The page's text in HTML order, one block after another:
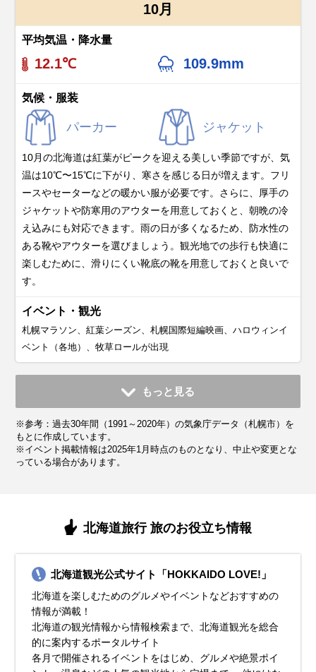
10月
平均気温・降水量
12.1℃ 109.9mm
気候・服装
パーカー ジャケット
10月の北海道は紅葉がピークを迎える美しい季節ですが、気
温は10℃〜15℃に下がり、寒さを感じる日が増えます。フリ
ースやセーターなどの暖かい服が必要です。さらに、厚手の
ジャケットや防寒用のアウターを用意しておくと、朝晩の冷
え込みにも対応できます。雨の日が多くなるため、防水性の
ある靴やアウターを選びましょう。観光地での歩行も快適に
楽しむために、滑りにくい靴底の靴を用意しておくと良いで
す。
イベント・観光
札幌マラソン、紅葉シーズン、札幌国際短編映画、ハロウィンイ
ベント（各地）、牧草ロールが出現
11月
平均気温・降水量
5.2℃ 113.8mm
気候・服装
11月の北海道は朝夕は吐く息が白くなり初雪が降る季節で、
ンジャケットやコート、保温性の高いインナーを重ね着して
しっかり防寒しましょう。また、帽子や手袋、マフラーとい
った小物も必須です。足元は防寒ブーツを履いて、雪道でも
安全に歩けるようにしてください。寒さに慣れていない人は
特に防寒対策を万全にすることをおすすめします。
12月
平均気温・降水量
-0.9℃ 114.5mm
気候・服装
12月の北海道は本格的な冬が始まり、平均気温は-5℃〜0℃程
素材のインナーを重ね着し、耳を覆う帽子や厚手の手袋、マ
フラーも必須です。雪が積もって滑りやすくなるため、滑り
止め付きの防寒ブーツを用意してください。クリスマスや年
末年始のイベントが多い時期ですが、寒さ対策をしっかりし
て楽しい旅行を満喫しましょう。
1月
平均気温・降水量
-3.2℃ 108.4mm
気候・服装
1月の北海道は一年で最も寒い時期です。平均気温は-4℃くら
フラー、帽子などの小物も忘れずに！足元は滑りやすい雪道
用の防寒ブーツがおすすめです。また、ヒートテックやフリ
ースのインナーを重ね着すると体が温かく保てます。体をし
っかり温めるのがポイント。重ね着をうまく活用して、寒い
外でも快適に過ごせるようにしましょう。
2月
平均気温・降水量
-2.7℃ 91.9mm
気候・服装
2月も1月と同じように厳しい寒さが続きます。平均気温
う。マフラーや手袋で首元や手をしっかり守りましょう。特
に雪まつりなどの屋外イベントに参加する場合は、長時間寒
さにさらされるため、ヒートテックや厚手の靴下で防寒対策
を万全にすることが重要です。滑り止め付きの防寒ブーツを
履いて、安心して雪道を歩けるようにしましょう。
3月
平均気温・降水量
1.1℃ 77.6mm
気候・服装
3月になると少し暖かくなりますが、まだ雪が多く残り、寒
しが強いと暖かく感じる日もあるため、重ね着をしてその日
の温度に合わせて調整できるようにしましょう。インナーは
薄手のヒートテックや長袖シャツがおすすめです。靴は引き
続き滑り止め付きのものを選んでください。寒暖差が大きい
時期なので、天気に応じて服装を選ぶことがポイントです。
4月
平均気温・降水量
7.3℃ 54.6mm
気候・服装
4月の北海道は少しずつ春らしくなりますが、他の地域より
すが、朝晩は冷え込むため、セーターや薄手のダウンを重ね
着すると快適です。また、雨が降ることもあるので、折りた
たみ傘を持ち歩くと安心です。足元には歩きやすいスニーカ
ーや防滑シューズを選び、観光を快適に楽しんでください。
イベント・観光
5月
平均気温・降水量
13.0℃ 55.5mm
気候・服装
5月の北海道は春本番で、観光に最適な季節です。平均気温
パンツで過ごせる日も増えますが、朝晩はまだ冷え込むこと
があるため、羽織れるものを用意しておくと便利です。天気
が変わりやすい時期でもあるため、雨具や折りたたみ傘を携
帯するのがおすすめです。快適に歩けるスニーカーを履い
て、北海道の自然を楽しみましょう。
6月
平均気温・降水量
17.0℃ 60.4mm
気候・服装
6月の北海道は初夏を感じさせる時期で、平均気温は15℃〜
を用意し、寒さを感じたときには軽めのジャケットを羽織る
と良いでしょう。この時期は雨が降ることもあるため、折り
たたみ傘を持ち歩くと安心です。アウトドアを楽しむ場合に
は、歩きやすいスニーカーやローファーを履くのがおすすめ
です。
7月
平均気温・降水量
21.1℃ 90.7mm
気候・服装
7月の北海道は過ごしやすい夏です。平均気温は20℃〜25℃
ィガンやストールを持参すると良いでしょう。日中は日差し
が強いこともあるため、帽子やサングラスを活用して紫外線
対策を忘れないでください。快適な旅行をするために、軽量
で歩きやすいスニーカーを履くことをおすすめします。
イベント・観光
もっと見る
※参考：過去30年間（1991～2020年）の気象庁データ（札幌市）を
もとに作成しています。
※イベント掲載情報は2025年1月時点のものとなり、中止や変更とな
っている場合があります。
北海道旅行 旅のお役立ち情報
北海道観光公式サイト「HOKKAIDO LOVE!」
北海道を楽しむためのグルメやイベントなどおすすめの
情報が満載！
北海道の観光情報から情報検索まで、北海道観光を総合
的に案内するポータルサイト
各月で開催されるイベントをはじめ、グルメや絶景ポイ